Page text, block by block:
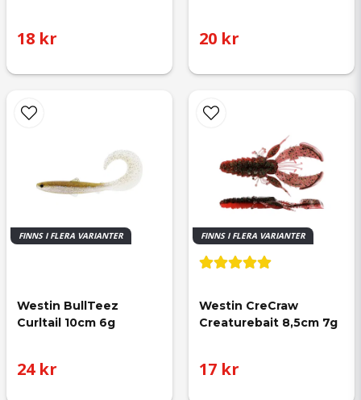
18 kr 20 kr
FINNS I FLERA VARIANTER
Westin BullTeez
Curltail 10cm 6g
24 kr
FINNS I FLERA VARIANTER
Westin CreCraw
Creaturebait 8,5cm 7g
17 kr